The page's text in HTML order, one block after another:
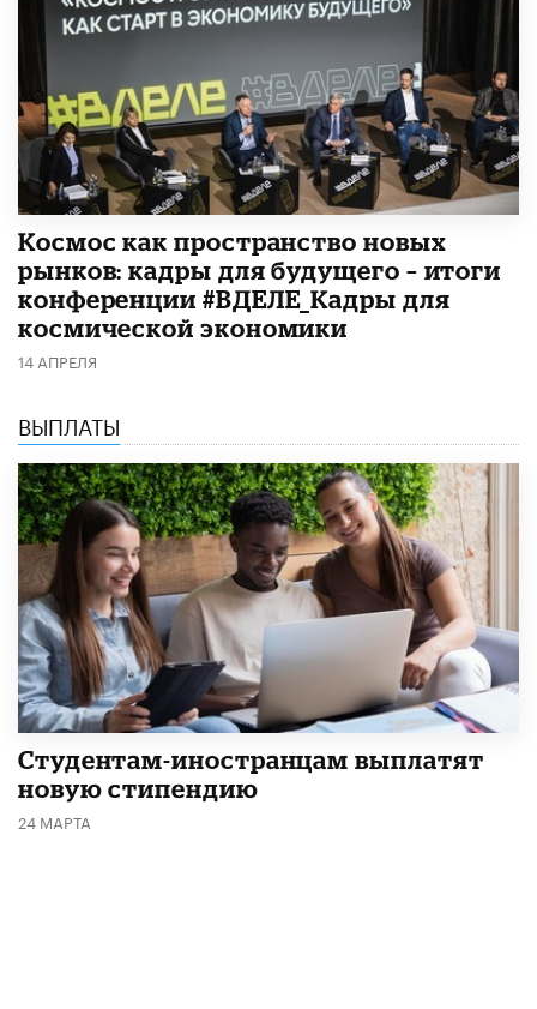
Космос как пространство новых
рынков: кадры для будущего – итоги
конференции #ВДЕЛЕ_Кадры для
космической экономики
14 АПРЕЛЯ
ВЫПЛАТЫ
Студентам-иностранцам выплатят
новую стипендию
24 МАРТА